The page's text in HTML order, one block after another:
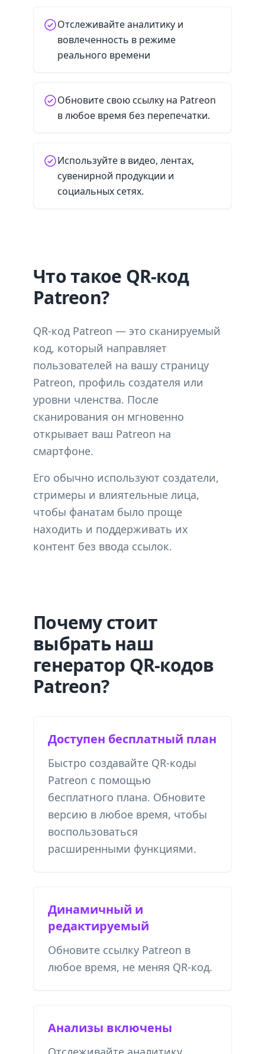
Отслеживайте аналитику и
вовлеченность в режиме
реального времени
Обновите свою ссылку на Patreon
в любое время без перепечатки.
Используйте в видео, лентах,
сувенирной продукции и
социальных сетях.
Что такое QR-код
Patreon?
QR-код Patreon — это сканируемый
код, который направляет
пользователей на вашу страницу
Patreon, профиль создателя или
уровни членства. После
сканирования он мгновенно
открывает ваш Patreon на
смартфоне.
Его обычно используют создатели,
стримеры и влиятельные лица,
чтобы фанатам было проще
находить и поддерживать их
контент без ввода ссылок.
Почему стоит
выбрать наш
генератор QR-кодов
Patreon?
Доступен бесплатный план
Быстро создавайте QR-коды
Patreon с помощью
бесплатного плана. Обновите
версию в любое время, чтобы
воспользоваться
расширенными функциями.
Динамичный и
редактируемый
Обновите ссылку Patreon в
любое время, не меняя QR-код.
Анализы включены